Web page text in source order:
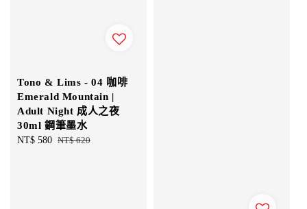
Tono & Lims - 04 咖啡
Emerald Mountain |
Adult Night 成人之夜
30ml 鋼筆墨水
Sale
NT$ 580 Regular
NT$ 620